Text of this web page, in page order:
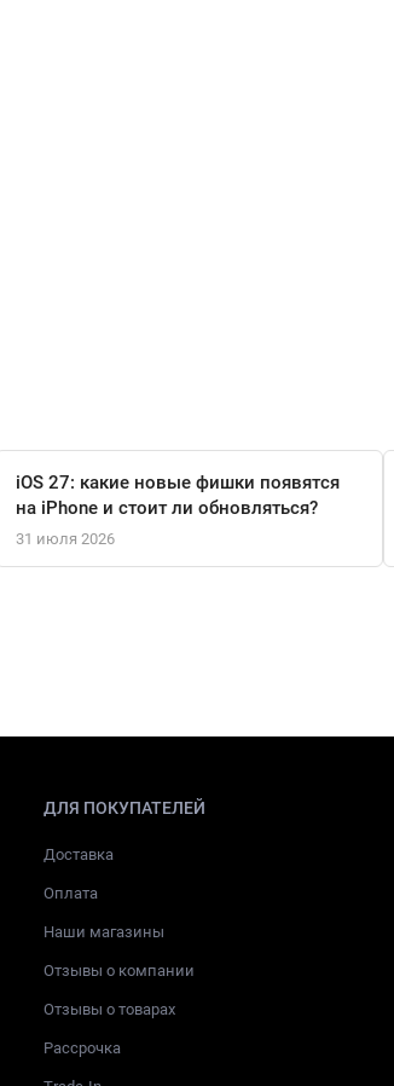
iOS 27: какие новые фишки появятся
на iPhone и стоит ли обновляться?
31 июля 2026
ДЛЯ ПОКУПАТЕЛЕЙ
Доставка
Оплата
Наши магазины
Отзывы о компании
Отзывы о товарах
Рассрочка